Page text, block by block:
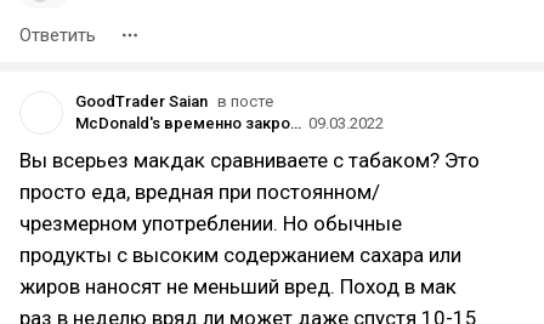
Ответить
GoodTrader Saian в посте
McDonald's временно закроет свои рестораны в России 09.03.2022
Вы всерьез макдак сравниваете с табаком? Это
просто еда, вредная при постоянном/
чрезмерном употреблении. Но обычные
продукты с высоким содержанием сахара или
жиров наносят не меньший вред. Поход в мак
раз в неделю вряд ли может даже спустя 10-15